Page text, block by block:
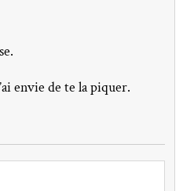
envie de te la piquer.